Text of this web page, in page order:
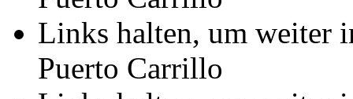
Links halten, um weiter
Puerto Carrillo